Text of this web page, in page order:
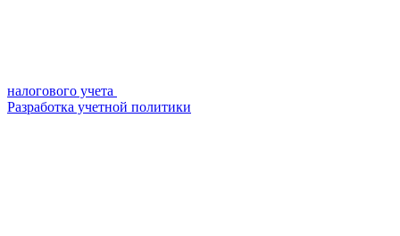
налогового учета
Разработка учетной политики